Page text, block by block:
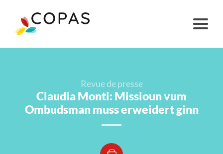
Revue de presse
Claudia Monti: Missioun vum
Ombudsman muss erweidert ginn